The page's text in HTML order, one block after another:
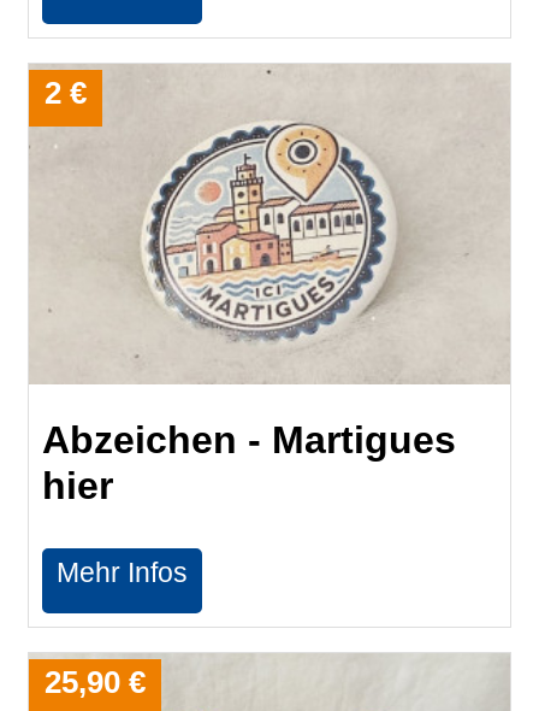
Abzeichen - Martigues
hier
2 €
Mehr Infos
25,90 €